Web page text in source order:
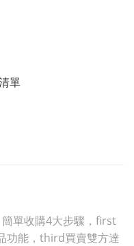
單
單收購4大步驟，first
功能，third買賣雙方達